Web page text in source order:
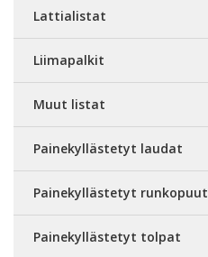
Lattialistat
Liimapalkit
Muut listat
Painekyllästetyt laudat
Painekyllästetyt runkopuut
Painekyllästetyt tolpat